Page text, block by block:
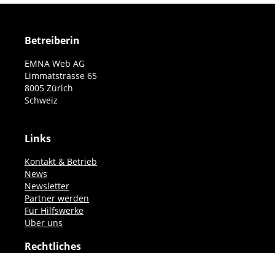
Betreiberin
EMNA Web AG
Limmatstrasse 65
8005 Zürich
Schweiz
Links
Kontakt & Betrieb
News
Newsletter
Partner werden
Für Hilfswerke
Über uns
Rechtliches